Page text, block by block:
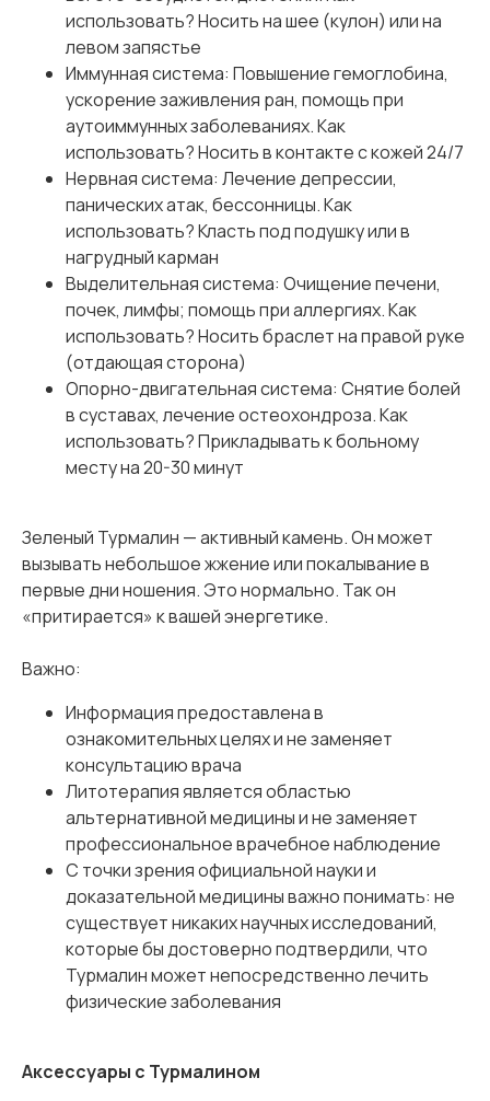
использовать? Носить на шее (кулон) или на
левом запястье
Иммунная система: Повышение гемоглобина,
ускорение заживления ран, помощь при
аутоиммунных заболеваниях. Как
использовать? Носить в контакте с кожей 24/7
Нервная система: Лечение депрессии,
панических атак, бессонницы. Как
использовать? Класть под подушку или в
нагрудный карман
Выделительная система: Очищение печени,
почек, лимфы; помощь при аллергиях. Как
использовать? Носить браслет на правой руке
(отдающая сторона)
Опорно-двигательная система: Снятие болей
в суставах, лечение остеохондроза. Как
использовать? Прикладывать к больному
месту на 20-30 минут
Зеленый Турмалин — активный камень. Он может
вызывать небольшое жжение или покалывание в
первые дни ношения. Это нормально. Так он
«притирается» к вашей энергетике.
Важно:
Информация предоставлена в
ознакомительных целях и не заменяет
консультацию врача
Литотерапия является областью
альтернативной медицины и не заменяет
профессиональное врачебное наблюдение
С точки зрения официальной науки и
доказательной медицины важно понимать: не
существует никаких научных исследований,
которые бы достоверно подтвердили, что
Турмалин может непосредственно лечить
физические заболевания
Аксессуары с Турмалином